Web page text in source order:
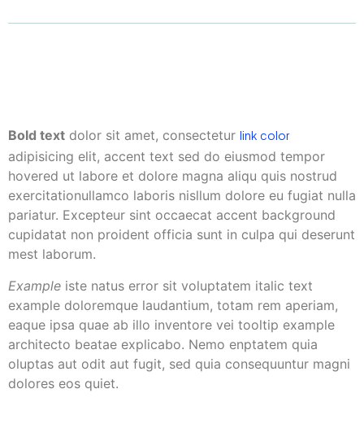
Bold text dolor sit amet, consectetur link color
adipisicing elit, accent text sed do eiusmod tempor
hovered ut labore et dolore magna aliqu quis nostrud
exercitationullamco laboris nisllum dolore eu fugiat nulla
pariatur. Excepteur sint occaecat accent background
cupidatat non proident officia sunt in culpa qui deserunt
mest laborum.
Example iste natus error sit voluptatem italic text
example doloremque laudantium, totam rem aperiam,
eaque ipsa quae ab illo inventore vei tooltip example
architecto beatae explicabo. Nemo enptatem quia
oluptas aut odit aut fugit, sed quia consequuntur magni
dolores eos quiet.